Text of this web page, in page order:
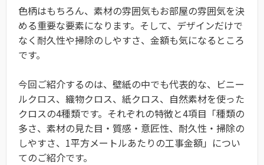
色柄はもちろん、素材の雰囲気もお部屋の雰囲気を決
める重要な要素になります。そして、デザインだけで
なく耐久性や掃除のしやすさ、金額も気になるところ
です。
今回ご紹介するのは、壁紙の中でも代表的な、ビニー
ルクロス、織物クロス、紙クロス、自然素材を使った
クロスの4種類です。それぞれの特徴と4項目「種類の
多さ、素材の見た目・質感・意匠性、耐久性・掃除の
しやすさ、1平方メートルあたりの工事金額」につい
てのご紹介です。